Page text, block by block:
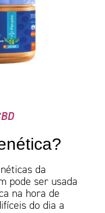
da
pode ser usada
na hora de
do dia a